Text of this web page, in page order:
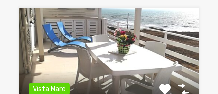
Vista Mare